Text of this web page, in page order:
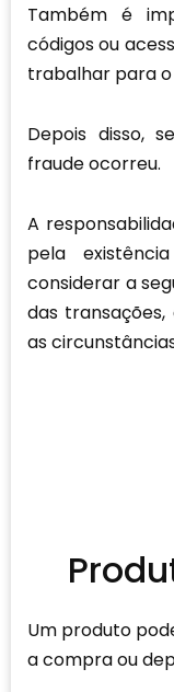
Também é
códigos ou
trabalhar para
Depois disso,
fraude ocorreu.
A
pela
considerar a
das
as
Um produto
a compra ou